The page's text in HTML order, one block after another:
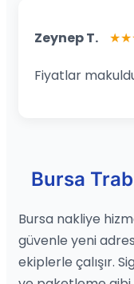
Zeynep T.
Fiyatlar
Bursa
Bursa nakliye
güvenle yeni
ekiplerle çalışır.